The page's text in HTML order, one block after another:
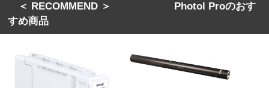
＜ RECOMMEND ＞ Photol Proのおす
すめ商品